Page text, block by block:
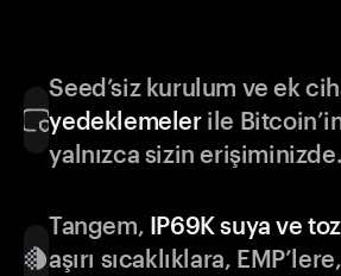
Seed’siz kurulum ve ek
yedeklemelerile
yalnızca sizin erişiminizde.
Tangem, IP69K suya ve
aşırı sıcaklıklara,